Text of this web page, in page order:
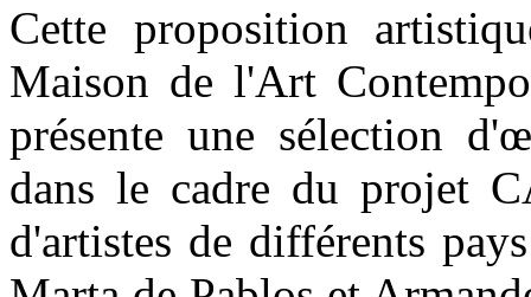
Cette proposition
Maison de l'Art
présente une sélection
dans le cadre du projet
d'artistes de différents